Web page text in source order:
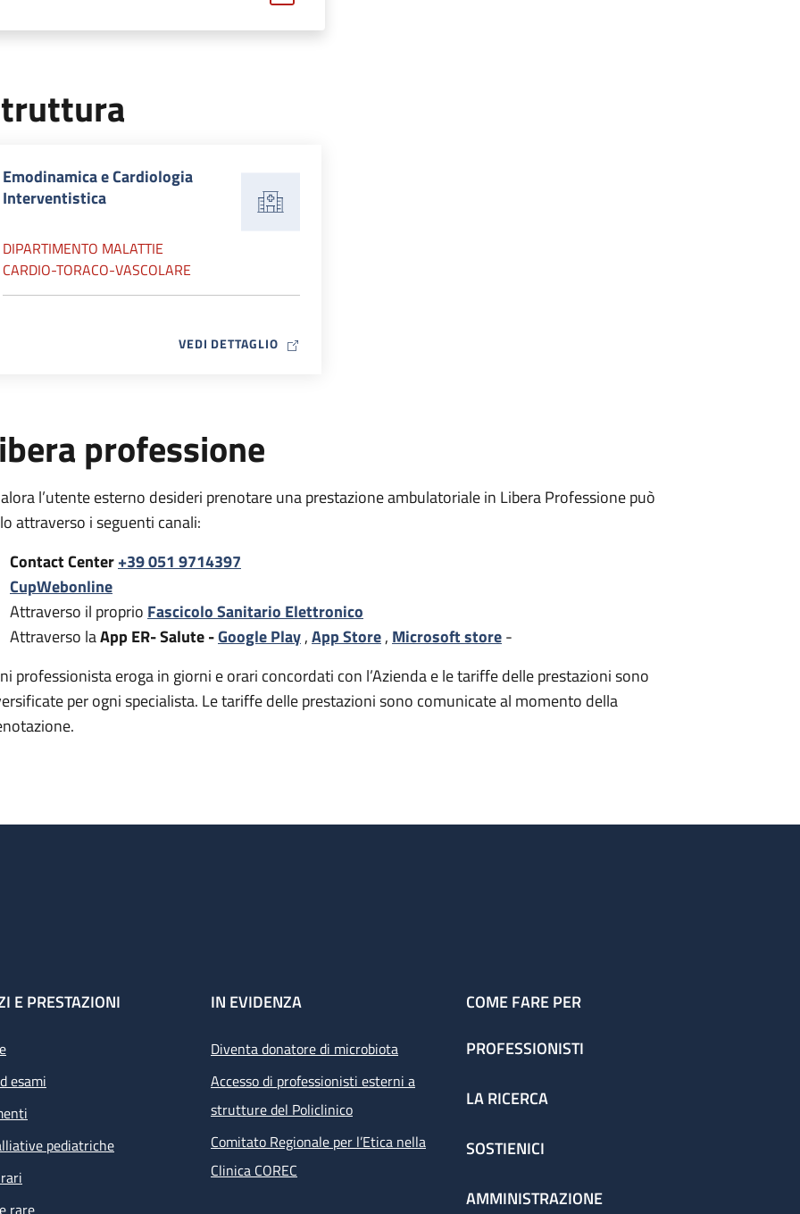
Emodinamica e Cardiologia
Interventistica
DIPARTIMENTO MALATTIE
CARDIO-TORACO-VASCOLARE
VEDI DETTAGLIOMAP ICON
professione
l’utente esterno desideri prenotare una prestazione ambulatoriale in Libera Professione può
attraverso i seguenti canali:
Contact Center+39 051 9714397
CupWebonline
Attraverso il proprio Fascicolo Sanitario Elettronico
Attraverso laApp ER- Salute -Google Play,App Store, Microsoft store-
professionista eroga in giorni e orari concordati con l’Azienda e le tariffe delle prestazioni sono
per ogni specialista. Le tariffe delle prestazioni sono comunicate al momento della
E PRESTAZIONI
esami
pediatriche
rare
IN EVIDENZA
Diventa donatore di microbiota
Accesso di professionisti esterni a
strutture del Policlinico
Comitato Regionale per l’Etica nella
Clinica COREC
COME FARE PER
PROFESSIONISTI
LA RICERCA
SOSTIENICI
AMMINISTRAZIONE